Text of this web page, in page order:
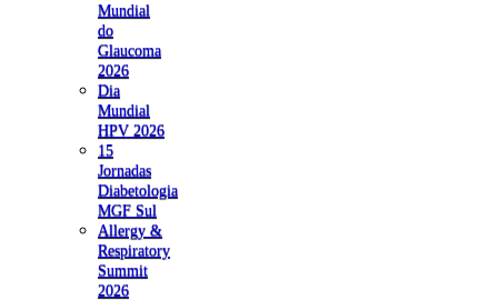
Mundial
do
Glaucoma
2026
Dia
Mundial
HPV 2026
15
Jornadas
Diabetologia
MGF Sul
Allergy &
Respiratory
Summit
2026